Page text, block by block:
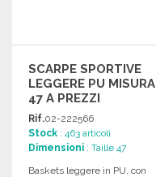
SCARPE SPORTIVE
LEGGERE PU MISURA
47 A PREZZI
ALL'INGROSSO
Rif.02-222566
Stock : 463 articoli
Dimensioni : Taille 47
Baskets leggere in PU, con